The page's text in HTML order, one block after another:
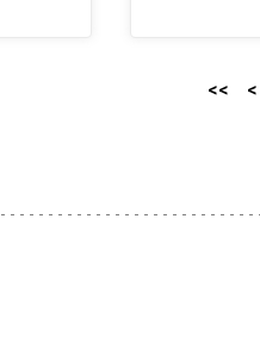
<< <